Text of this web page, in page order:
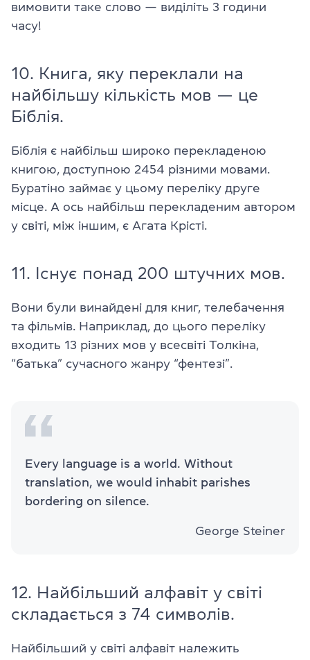
вимовити таке слово — виділіть 3 години
часу!
10. Книга, яку переклали на
найбільшу кількість мов — це
Біблія.
Біблія є найбільш широко перекладеною
книгою, доступною 2454 різними мовами.
Буратіно займає у цьому переліку друге
місце. А ось найбільш перекладеним автором
у світі, між іншим, є Агата Крісті.
11. Існує понад 200 штучних мов.
Вони були винайдені для книг, телебачення
та фільмів. Наприклад, до цього переліку
входить 13 різних мов у всесвіті Толкіна,
“батька” сучасного жанру “фентезі”.
Every language is a world. Without
translation, we would inhabit parishes
bordering on silence.
George Steiner
12. Найбільший алфавіт у світі
складається з 74 символів.
Найбільший у світі алфавіт належить